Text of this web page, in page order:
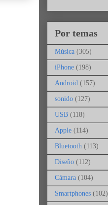
Por temas
Música (305)
iPhone (198)
Android (157)
sonido (127)
USB (118)
Apple (114)
Bluetooth (113)
Diseño (112)
Cámara (104)
Smartphones (102)